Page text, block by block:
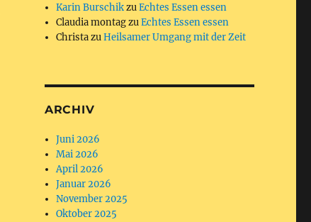
Karin BurschikzuEchtes Essen essen
Claudia montagzuEchtes Essen essen
ChristazuHeilsamer Umgang mit der Zeit
ARCHIV
Juni 2026
Mai 2026
April 2026
Januar 2026
November 2025
Oktober 2025